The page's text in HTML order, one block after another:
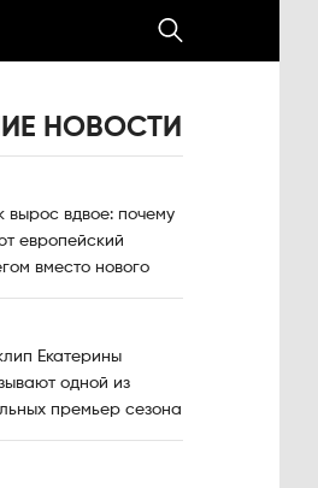
НОВОСТИ
вырос вдвое: почему
европейский
вместо нового
Екатерины
одной из
премьер сезона